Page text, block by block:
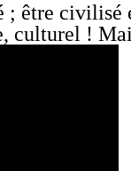
; être
culturel !